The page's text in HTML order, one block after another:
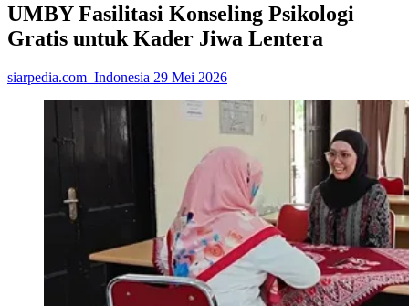
UMBY Fasilitasi Konseling Psikologi
Gratis untuk Kader Jiwa Lentera
siarpedia.com_Indonesia 29 Mei 2026